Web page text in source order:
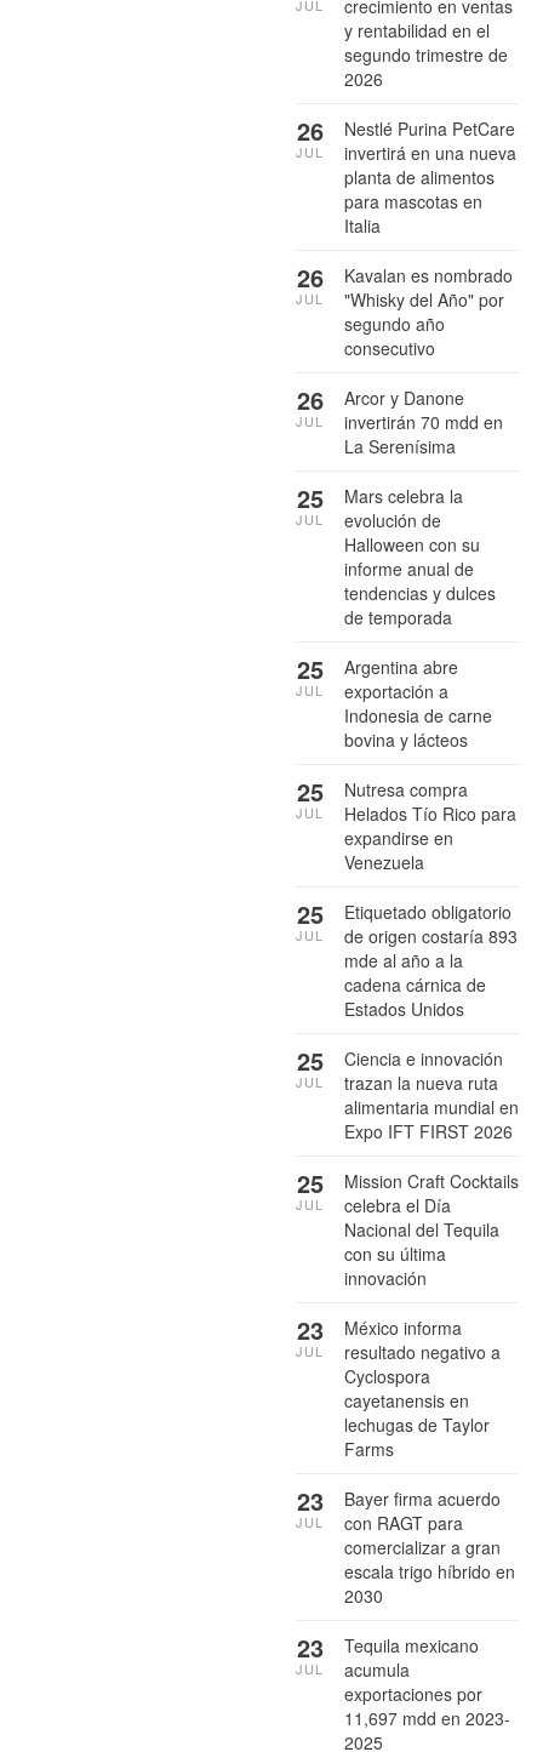
crecimiento en ventas
y rentabilidad en el
segundo trimestre de
2026
JUL
Nestlé Purina PetCare
invertirá en una nueva
planta de alimentos
para mascotas en
Italia
26
JUL
Kavalan es nombrado
"Whisky del Año" por
segundo año
consecutivo
26
JUL
Arcor y Danone
invertirán 70 mdd en
La Serenísima
26
JUL
Mars celebra la
evolución de
Halloween con su
informe anual de
tendencias y dulces
de temporada
25
JUL
Argentina abre
exportación a
Indonesia de carne
bovina y lácteos
25
JUL
Nutresa compra
Helados Tío Rico para
expandirse en
Venezuela
25
JUL
Etiquetado obligatorio
de origen costaría 893
mde al año a la
cadena cárnica de
Estados Unidos
25
JUL
Ciencia e innovación
trazan la nueva ruta
alimentaria mundial en
Expo IFT FIRST 2026
25
JUL
Mission Craft Cocktails
celebra el Día
Nacional del Tequila
con su última
innovación
25
JUL
México informa
resultado negativo a
Cyclospora
cayetanensis en
lechugas de Taylor
Farms
23
JUL
Bayer firma acuerdo
con RAGT para
comercializar a gran
escala trigo híbrido en
2030
23
JUL
Tequila mexicano
acumula
exportaciones por
11,697 mdd en 2023-
2025
23
JUL